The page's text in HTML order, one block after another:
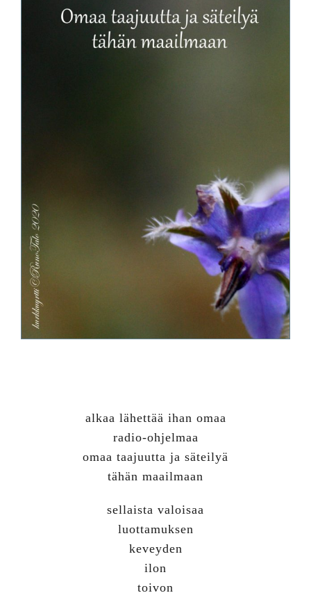
alkaa lähettää ihan omaa
radio-ohjelmaa
omaa taajuutta ja säteilyä
tähän maailmaan
sellaista valoisaa
luottamuksen
keveyden
ilon
toivon